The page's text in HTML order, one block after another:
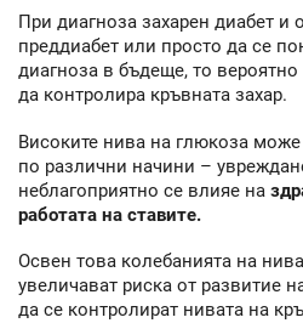
При диагноза захарен диабет и
преддиабет или просто да се
диагноза в бъдеще, то
да контролира кръвната захар.
Високите нива на глюкоза
по различни начини –
неблагоприятно се влияе на
работата на ставите.
Освен това колебанията на
увеличават риска от развитие
да се контролират нивата на